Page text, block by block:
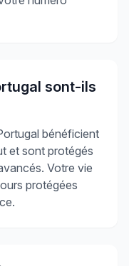
sont-ils
bénéficient
et sont protégés
Votre vie
protégées